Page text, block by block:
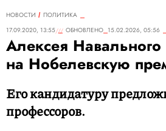
НОВОСТИ
ПОЛИТИКА
17.09.2020, 13:55
ОБНОВЛЕНО 15.02.2026, 05:56
Алексея
на Нобелевскую
Его кандидатуру
профессоров.